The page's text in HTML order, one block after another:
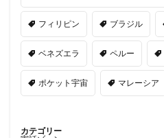
フィリピン ブラジル
ベネズエラ ペルー
ポケット宇宙 マレーシア
カテゴリー